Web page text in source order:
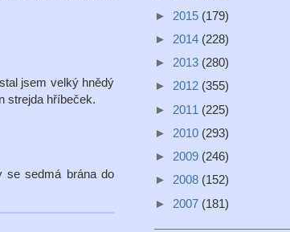
jsem velký hnědý
strejda hříbeček.
se sedmá brána do
► 2015 (179)
► 2014 (228)
► 2013 (280)
► 2012 (355)
► 2011 (225)
► 2010 (293)
► 2009 (246)
► 2008 (152)
► 2007 (181)